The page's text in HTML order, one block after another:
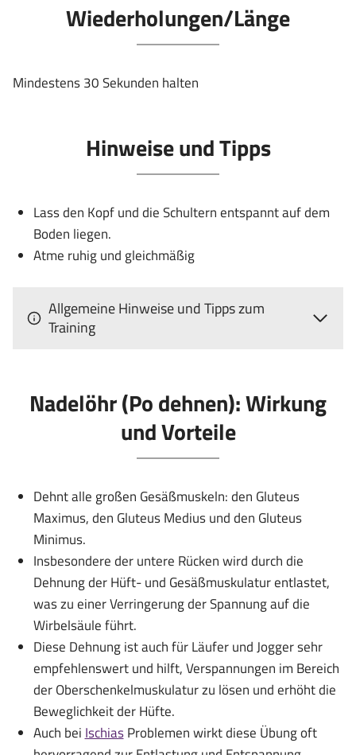
Wiederholungen/Länge
Mindestens 30 Sekunden halten
Hinweise und Tipps
Lass den Kopf und die Schultern entspannt auf dem
Boden liegen.
Atme ruhig und gleichmäßig
Allgemeine Hinweise und Tipps zum
Training
Nadelöhr (Po dehnen): Wirkung
und Vorteile
Dehnt alle großen Gesäßmuskeln: den Gluteus
Maximus, den Gluteus Medius und den Gluteus
Minimus.
Insbesondere der untere Rücken wird durch die
Dehnung der Hüft- und Gesäßmuskulatur entlastet,
was zu einer Verringerung der Spannung auf die
Wirbelsäule führt.
Diese Dehnung ist auch für Läufer und Jogger sehr
empfehlenswert und hilft, Verspannungen im Bereich
der Oberschenkelmuskulatur zu lösen und erhöht die
Beweglichkeit der Hüfte.
Auch bei IschiasProblemen wirkt diese Übung oft